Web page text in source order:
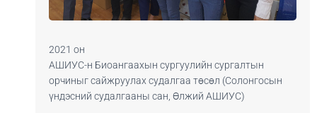
2021 он
АШИУС-н Биоангаахын сургуулийн сургалтын
орчиныг сайжруулах судалгаа төсөл (Солонгосын
үндэсний судалгааны сан, Өлжий АШИУС)